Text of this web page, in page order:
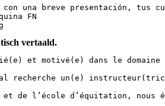
con una breve presentación,
FN
vertaald.
et motivé(e) dans le
recherche un(e)
de l’école d’équitation, nous